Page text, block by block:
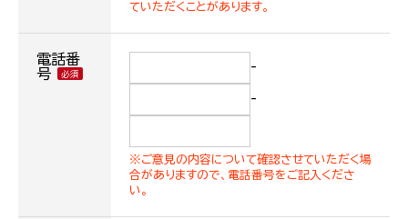
ていただくことがあります。
電話番
号
-
-
※ご意見の内容について確認させていただく場
合がありますので、電話番号をご記入くださ
い。